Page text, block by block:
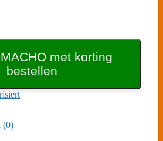
€.
met korting
bestellen
(0)